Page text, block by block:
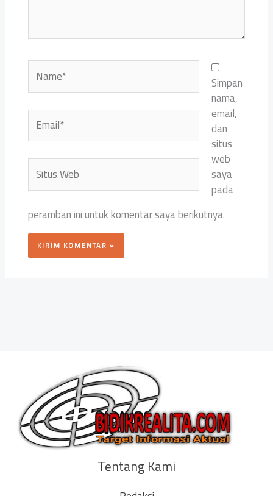
Name*
Email*
Situs
Web
Simpan
nama,
email,
dan
situs
web
saya
pada
peramban ini untuk komentar saya berikutnya.
Tentang Kami